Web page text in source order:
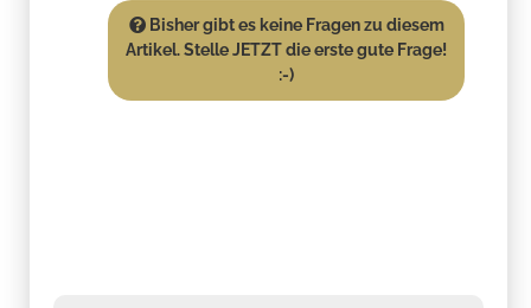
Bisher gibt es keine Fragen zu diesem
Artikel. Stelle JETZT die erste gute Frage!
:-)